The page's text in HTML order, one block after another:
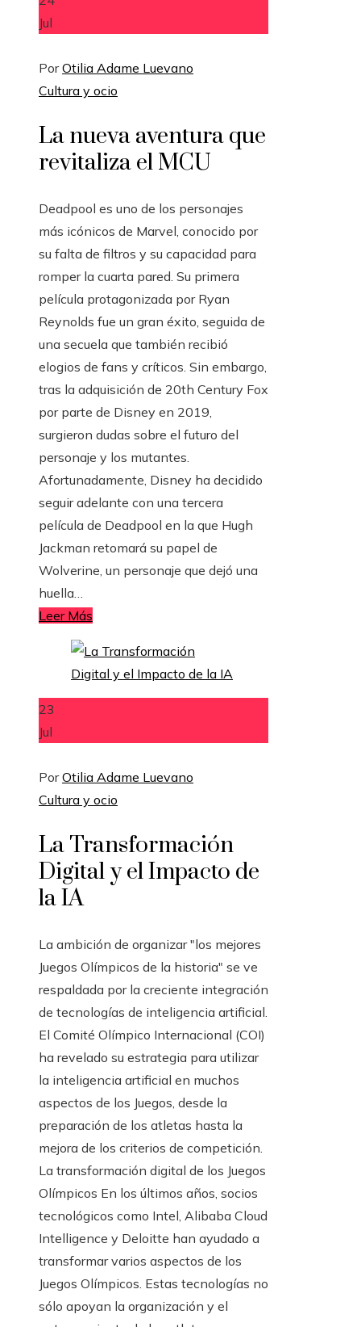
Jul
PorOtilia Adame Luevano
Cultura y ocio
La nueva aventura que
revitaliza el MCU
Deadpool es uno de los personajes
más icónicos de Marvel, conocido por
su falta de filtros y su capacidad para
romper la cuarta pared. Su primera
película protagonizada por Ryan
Reynolds fue un gran éxito, seguida de
una secuela que también recibió
elogios de fans y críticos. Sin embargo,
tras la adquisición de 20th Century Fox
por parte de Disney en 2019,
surgieron dudas sobre el futuro del
personaje y los mutantes.
Afortunadamente, Disney ha decidido
seguir adelante con una tercera
película de Deadpool en la que Hugh
Jackman retomará su papel de
Wolverine, un personaje que dejó una
huella…
Leer Más
23
Jul
PorOtilia Adame Luevano
Cultura y ocio
La Transformación
Digital y el Impacto de
la IA
La ambición de organizar "los mejores
Juegos Olímpicos de la historia" se ve
respaldada por la creciente integración
de tecnologías de inteligencia artificial.
El Comité Olímpico Internacional (COI)
ha revelado su estrategia para utilizar
la inteligencia artificial en muchos
aspectos de los Juegos, desde la
preparación de los atletas hasta la
mejora de los criterios de competición.
La transformación digital de los Juegos
Olímpicos En los últimos años, socios
tecnológicos como Intel, Alibaba Cloud
Intelligence y Deloitte han ayudado a
transformar varios aspectos de los
Juegos Olímpicos. Estas tecnologías no
sólo apoyan la organización y el